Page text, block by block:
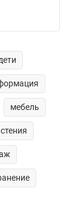
мебель